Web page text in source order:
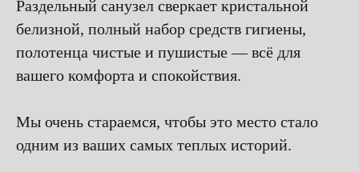
Раздельный санузел сверкает кристальной
белизной, полный набор средств гигиены,
полотенца чистые и пушистые — всё для
вашего комфорта и спокойствия.
Мы очень стараемся, чтобы это место стало
одним из ваших самых теплых историй.